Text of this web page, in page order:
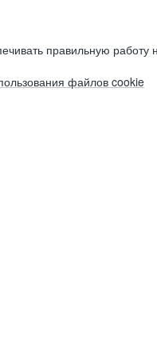
правильную работу
файлов cookie